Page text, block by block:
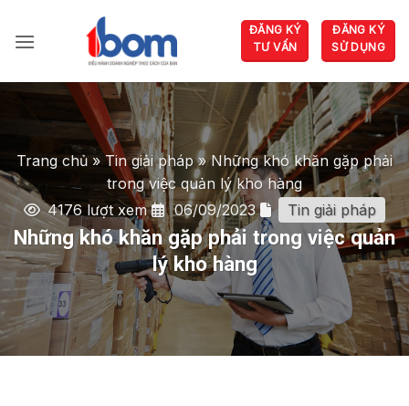
qua
dung
ĐĂNG KÝ
TƯ VẤN
ĐĂNG KÝ
SỬ DỤNG
Trang chủ »Tin giải pháp»Những khó khăn gặp phải
trong việc quản lý kho hàng
4176 lượt xem
06/09/2023 Tin giải pháp
Những khó khăn gặp phải trong việc quản
lý kho hàng